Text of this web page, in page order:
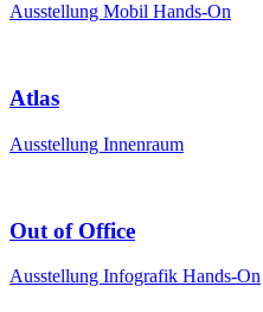
Ausstellung Mobil Hands-On
Atlas
Ausstellung Innenraum
Out of Office
Ausstellung Infografik Hands-On